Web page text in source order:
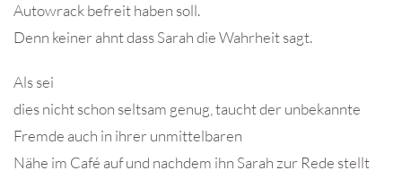
Autowrack befreit haben soll.
Denn keiner ahnt dass Sarah die Wahrheit sagt.
Als sei
dies nicht schon seltsam genug, taucht der unbekannte
Fremde auch in ihrer unmittelbaren
Nähe im Café auf und nachdem ihn Sarah zur Rede stellt